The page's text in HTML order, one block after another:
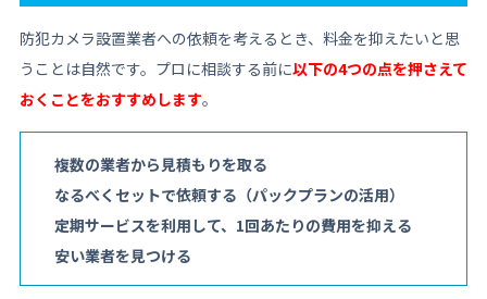
防犯カメラ設置業者への依頼を考えるとき、料金を抑えたいと思
うことは自然です。プロに相談する前に以下の4つの点を押さえて
おくことをおすすめします。
複数の業者から見積もりを取る
なるべくセットで依頼する（パックプランの活用）
定期サービスを利用して、1回あたりの費用を抑える
安い業者を見つける